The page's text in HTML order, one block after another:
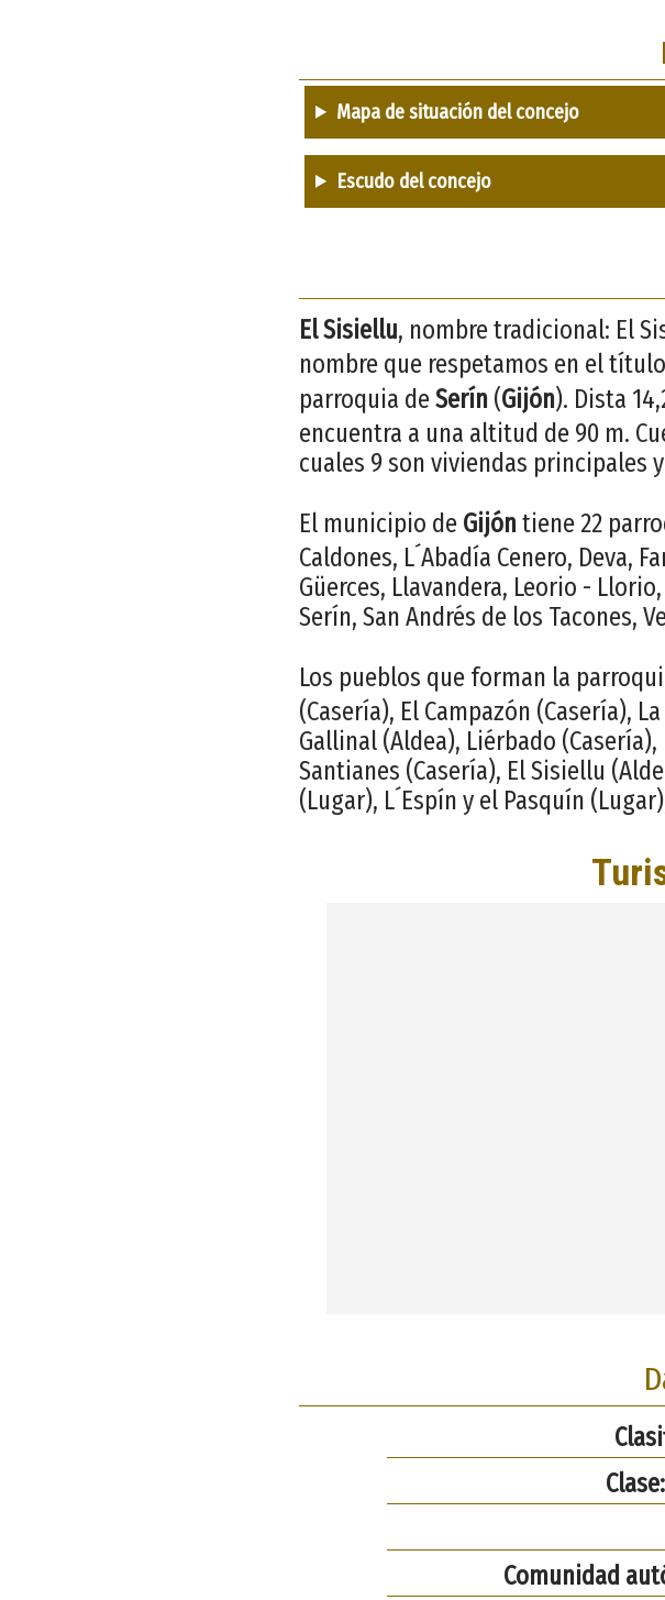
Mapa de situación del concejo
Escudo del concejo
El Sisiellu, nombre tradicional: El
nombre que respetamos en el
parroquia deSerín (Gijón). Dista
encuentra a una altitud de 90 m.
cuales 9 son viviendas principales
El municipio de Gijón tiene 22
Caldones, L´Abadía Cenero, Deva,
Güerces, Llavandera, Leorio -
Serín, San Andrés de los Tacones,
Los pueblos que forman la
(Casería), El Campazón (Casería),
Gallinal (Aldea), Liérbado
Santianes (Casería), El Sisiellu
(Lugar), L´Espín y el Pasquín
Clase:
Comunidad